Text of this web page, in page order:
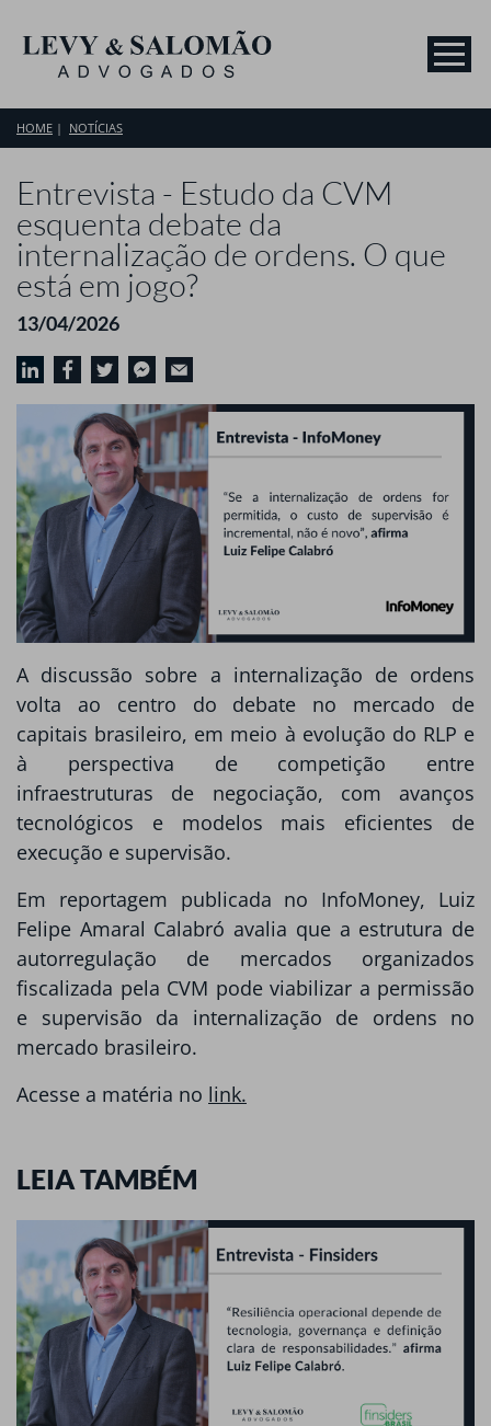
HOME NOTÍCIAS
Entrevista - Estudo da CVM
esquenta debate da
internalização de ordens. O que
está em jogo?
13/04/2026
A discussão sobre a internalização de ordens
volta ao centro do debate no mercado de
capitais brasileiro, em meio à evolução do RLP e
à perspectiva de competição entre
infraestruturas de negociação, com avanços
tecnológicos e modelos mais eficientes de
execução e supervisão.
Em reportagem publicada no InfoMoney, Luiz
Felipe Amaral Calabró avalia que a estrutura de
autorregulação de mercados organizados
fiscalizada pela CVM pode viabilizar a permissão
e supervisão da internalização de ordens no
mercado brasileiro.
Acesse a matéria no link.
LEIA TAMBÉM